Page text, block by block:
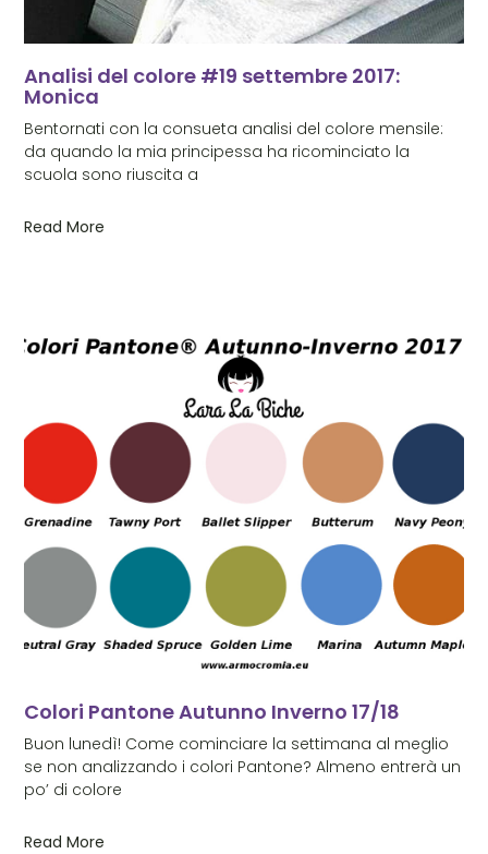
Analisi del colore #19 settembre 2017:
Monica
Bentornati con la consueta analisi del colore mensile:
da quando la mia principessa ha ricominciato la
scuola sono riuscita a
Read More
Colori Pantone Autunno Inverno 17/18
Buon lunedì! Come cominciare la settimana al meglio
se non analizzando i colori Pantone? Almeno entrerà un
po’ di colore
Read More